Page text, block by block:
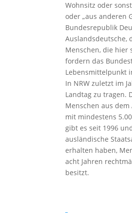
Wohnsitz oder
oder „aus anderen
Bundesrepublik
Auslandsdeutsche,
Menschen, die hier
fordern das
Lebensmittelpunkt
In NRW zuletzt im
Landtag zu tragen.
Menschen aus
mit mindestens
gibt es seit 1996
ausländische
erhalten haben,
acht Jahren
besitzt.